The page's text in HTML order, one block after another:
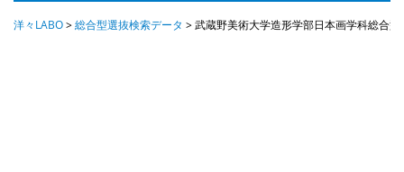
洋々LABO>総合型選抜検索データ >武蔵野美術大学造形学部日本画学科総合